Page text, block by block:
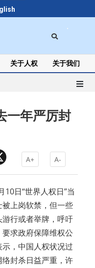
关于人权 关于我们
一年严厉封
A+ A-
日“世界人权日”当
上岗软禁，但一些
行或者举牌，呼吁
求政府保障维权公
，中国人权状况过
封杀日益严重，许